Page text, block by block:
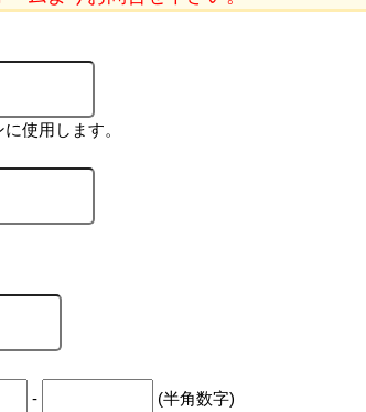
使用します。
- (半角数字)